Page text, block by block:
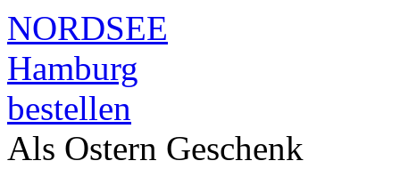
NORDSEE
Hamburg
bestellen
Als Ostern Geschenk